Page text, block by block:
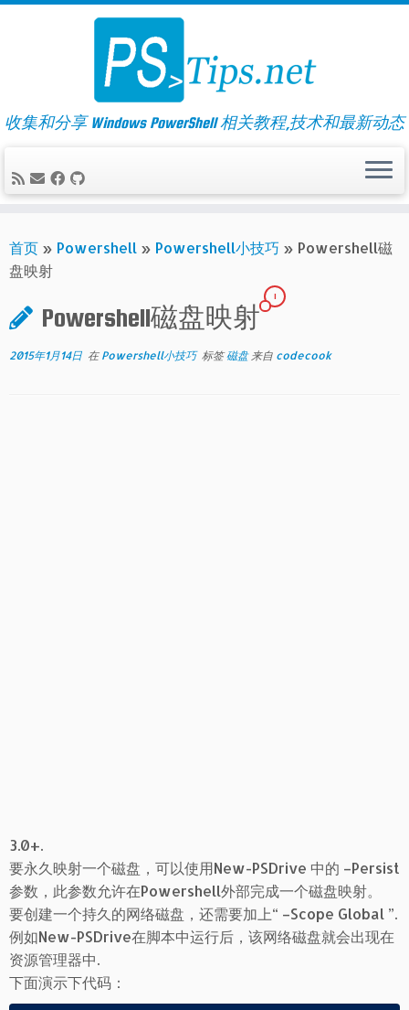
Skip
收集和分享 Windows PowerShell 相关教程,技术和最新动态
首页 » Powershell » Powershell小技巧 » Powershell磁
盘映射
Powershell磁盘映射
1
2015年1月14日 在 Powershell小技巧 标签磁盘 来自 codecook
3.0+.
要永久映射一个磁盘，可以使用New-PSDrive 中的 –Persist
参数，此参数允许在Powershell外部完成一个磁盘映射。
要创建一个持久的网络磁盘，还需要加上“ –Scope Global ”.
例如New-PSDrive在脚本中运行后，该网络磁盘就会出现在
资源管理器中.
下面演示下代码：